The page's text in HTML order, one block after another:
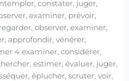
constater, juger,
examiner, prévoir,
observer, examiner,
approfondir, vénérer,
4 examiner, considérer,
estimer, évaluer, juger,
éplucher, scruter, voir,